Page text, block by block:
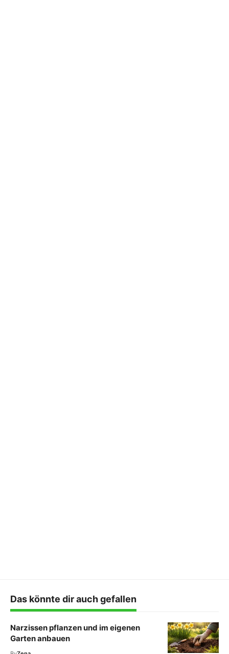
Das könnte dir auch gefallen
Narzissen pflanzen und im eigenen
Garten anbauen